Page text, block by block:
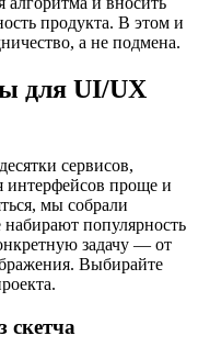
продукта. В этом и
а не подмена.
для UI/UX
сервисов,
интерфейсов проще и
мы собрали
популярность
задачу — от
Выбирайте
скетча